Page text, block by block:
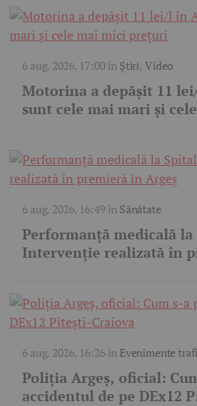
6 aug. 2026, 17:00în Știri,Video
Motorina a depășit 11
sunt cele mai mari și
6 aug. 2026, 16:49în Sănătate
Performanță medicală
Intervenție realizată în
6 aug. 2026, 16:26în Evenimente
Poliția Argeș, oficial:
accidentul de pe DEx12